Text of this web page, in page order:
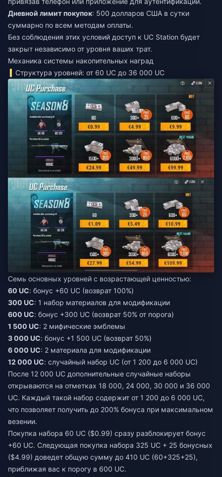
Дневной лимит покупок: 500 долларов США в сутки
суммарно по всем методам оплаты.
Без соблюдения этих условий доступ к UC Station будет
закрыт независимо от уровня ваших трат.
Механика системы накопительных наград
Структура уровней: от 60 UC до 36 000 UC
Семь основных уровней с возрастающей ценностью:
60 UC: бонус +60 UC (возврат 100%)
300 UC: 1 набор материалов для модификации
600 UC: бонус +300 UC (возврат 50% от порога)
1 500 UC: 2 мифические эмблемы
3 000 UC: бонус +1 500 UC (возврат 50%)
6 000 UC: 2 материала для модификации
12 000 UC: случайный набор UC (от 1 200 до 6 000 UC)
После 12 000 UC дополнительные случайные наборы
открываются на отметках 18 000, 24 000, 30 000 и 36 000
UC. Каждый такой набор содержит от 1 200 до 6 000 UC,
что позволяет получить до 200% бонуса при максимальном
везении.
Покупка набора 60 UC ($0.99) сразу разблокирует бонус
+60 UC. Следующая покупка набора 325 UC + 25 бонусных
($4.99) доведет общую сумму до 410 UC (60+325+25),
приближая вас к порогу в 600 UC.